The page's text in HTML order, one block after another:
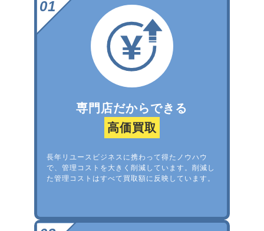
専門店だからできる
高価買取
長年リユースビジネスに携わって得たノウハウ
で、管理コストを大きく削減しています。削減し
た管理コストはすべて買取額に反映しています。